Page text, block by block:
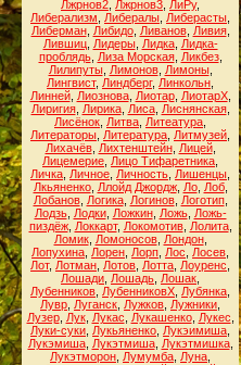
Лжрнов2 Лжрнов3 ЛиРу,
Либерализм
Либералы Либерасты
Либерман, Либидо, Ливанов, Ливия,
Лившиц, Лидеры, Лидка, Лидка-
проблядь, Лиза Морская, Ликбез,
Лилипуты, Лимонов, Лимоны,
Лингвист, Линдберг, Линкольн
Линней, Лиознова, Лиотар, ЛиотарХ,
Лиригия, Лирика, Лиса, Лиснянская,
Лисёнок Литва Литеатура
Литераторы Литература Литмузей
Лихачёв, Лихтенштейн, Лицей,
Лицемерие Лицо Тифаретника
Личка Личное Личность Лишенцы
Лкьяненко, Ллойд Джордж, Ло, Лоб,
Лобанов, Логика, Логинов, Логотип,
Лодзь, Лодки, Ложкин, Ложь, Ложь-
пиздёж, Локкарт, Локомотив, Лолита,
Ломик, Ломоносов, Лондон,
Лопухина Лорен Лорп Лос Лосев
Лот, Лотман Лотов Лотта Лоуренс
Лошади Лошадь Лошак
Лубенников ЛубенниковХ Лубянка
Лувр Луганск Лужков Лужники
Лузер, Лук, Лукас Лукашенко, Лукес
Луки-суки Лукьяненко Лукэимиша
Лукэмиша, Лукэтмиша, Лукэтмишка,
Лукэтморон Лумумба Луна